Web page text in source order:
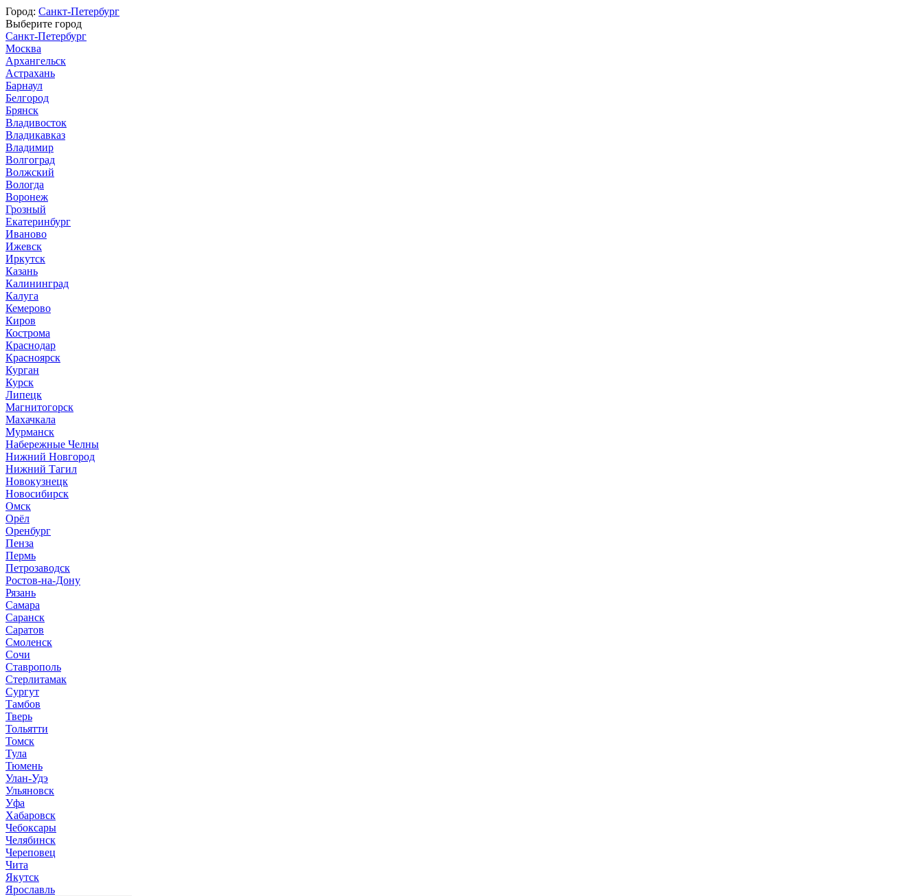
Город: Санкт-Петербург
Выберите город
Санкт-Петербург
Москва
Архангельск
Астрахань
Барнаул
Белгород
Брянск
Владивосток
Владикавказ
Владимир
Волгоград
Волжский
Вологда
Воронеж
Грозный
Екатеринбург
Иваново
Ижевск
Иркутск
Казань
Калининград
Калуга
Кемерово
Киров
Кострома
Краснодар
Красноярск
Курган
Курск
Липецк
Магнитогорск
Махачкала
Мурманск
Набережные Челны
Нижний Новгород
Нижний Тагил
Новокузнецк
Новосибирск
Омск
Орёл
Оренбург
Пенза
Пермь
Петрозаводск
Ростов-на-Дону
Рязань
Самара
Саранск
Саратов
Смоленск
Сочи
Ставрополь
Стерлитамак
Сургут
Тамбов
Тверь
Тольятти
Томск
Тула
Тюмень
Улан-Удэ
Ульяновск
Уфа
Хабаровск
Чебоксары
Челябинск
Череповец
Чита
Якутск
Ярославль